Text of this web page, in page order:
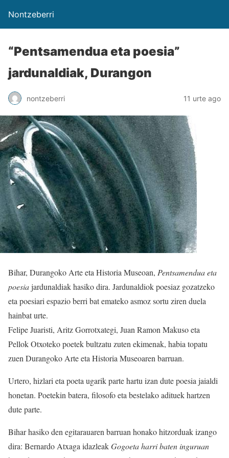
Nontzeberri
“Pentsamendua eta poesia”
jardunaldiak, Durangon
nontzeberri 11 urte ago
Bihar, Durangoko Arte eta Historia Museoan, Pentsamendua eta
poesiajardunaldiak hasiko dira. Jardunaldiok poesiaz gozatzeko
eta poesiari espazio berri bat emateko asmoz sortu ziren duela
hainbat urte.
Felipe Juaristi, Aritz Gorrotxategi, Juan Ramon Makuso eta
Pellok Otxoteko poetek bultzatu zuten ekimenak, habia topatu
zuen Durangoko Arte eta Historia Museoaren barruan.
Urtero, hizlari eta poeta ugarik parte hartu izan dute poesia jaialdi
honetan. Poetekin batera, filosofo eta bestelako adituek hartzen
dute parte.
Bihar hasiko den egitarauaren barruan honako hitzorduak izango
dira: Bernardo Atxaga idazleakGogoeta harri baten inguruan